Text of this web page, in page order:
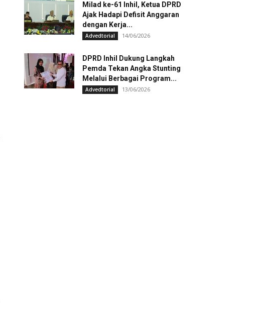
Milad ke-61 Inhil, Ketua DPRD
Ajak Hadapi Defisit Anggaran
dengan Kerja...
Advedtorial 14/06/2026
DPRD Inhil Dukung Langkah
Pemda Tekan Angka Stunting
Melalui Berbagai Program...
Advedtorial 13/06/2026